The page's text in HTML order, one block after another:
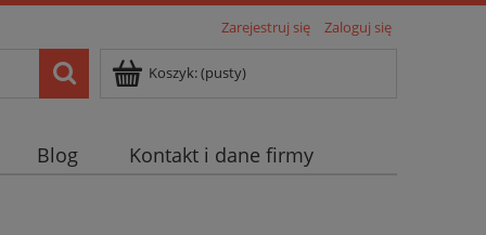
Zarejestruj się Zaloguj się
Koszyk:(pusty)
Blog Kontakt i dane firmy